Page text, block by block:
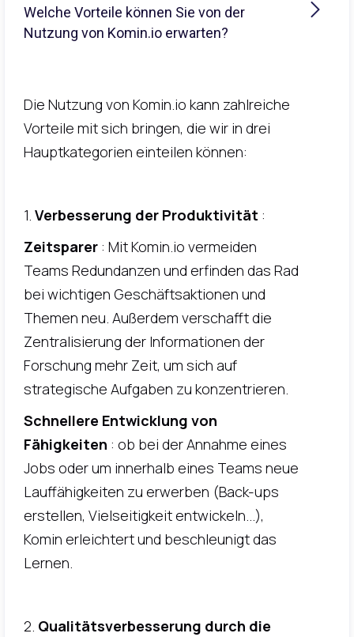
Welche Vorteile können Sie von der
Nutzung von Komin.io erwarten?
Die Nutzung von Komin.io kann zahlreiche
Vorteile mit sich bringen, die wir in drei
Hauptkategorien einteilen können:
1. Verbesserung der Produktivität :
Zeitsparer : Mit Komin.io vermeiden
Teams Redundanzen und erfinden das Rad
bei wichtigen Geschäftsaktionen und
Themen neu. Außerdem verschafft die
Zentralisierung der Informationen der
Forschung mehr Zeit, um sich auf
strategische Aufgaben zu konzentrieren.
Schnellere Entwicklung von
Fähigkeiten : ob bei der Annahme eines
Jobs oder um innerhalb eines Teams neue
Lauffähigkeiten zu erwerben (Back-ups
erstellen, Vielseitigkeit entwickeln...),
Komin erleichtert und beschleunigt das
Lernen.
2. Qualitätsverbesserung durch die